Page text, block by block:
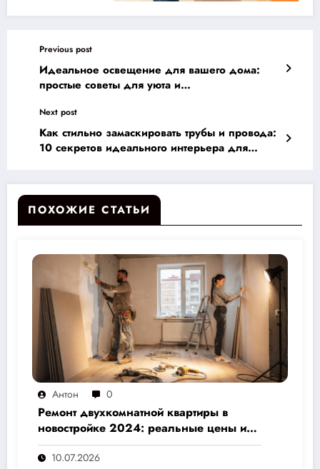
Previous post
Идеальное освещение для вашего дома:
простые советы для уюта и
Next post
Как стильно замаскировать трубы и провода:
10 секретов идеального интерьера для
ПОХОЖИЕ СТАТЬИ
Антон 0
Ремонт двухкомнатной квартиры в
новостройке 2024: реальные цены и
скрытые расходы, которые вам не
назовут подрядчики
10.07.2026